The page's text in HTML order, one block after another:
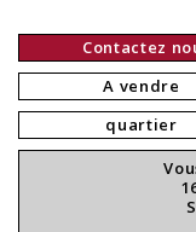
Contactez
A vendre
quartier